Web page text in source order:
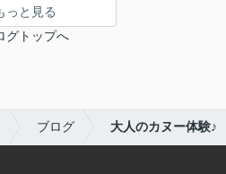
っと見る
グトップへ
ブログ 大人のカヌー体験♪